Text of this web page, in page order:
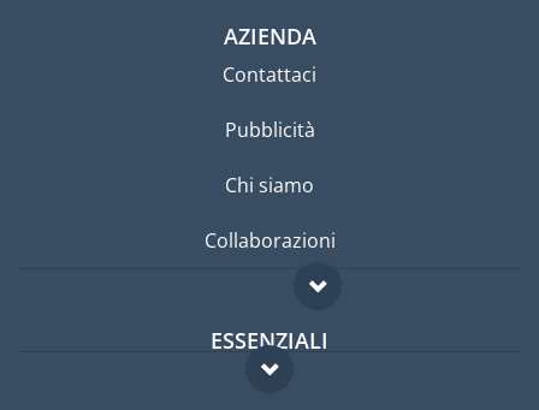
AZIENDA
Contattaci
Pubblicità
Chi siamo
Collaborazioni
ESSENZIALI
Forum per expat